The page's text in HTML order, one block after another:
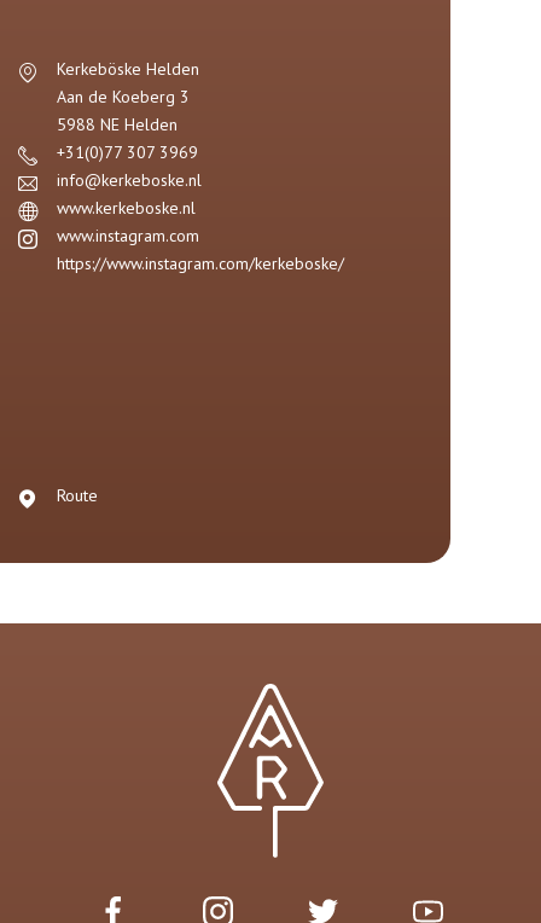
Kerkeböske Helden
Aan de Koeberg 3
5988 NE Helden
+31(0)77 307 3969
info@kerkeboske.nl
www.kerkeboske.nl
www.instagram.com
https://www.instagram.com/kerkeboske/
Route